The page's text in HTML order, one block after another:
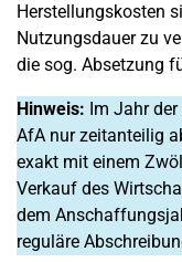
Herstellungskosten
Nutzungsdauer zu
die sog. Absetzung
Hinweis: Im Jahr
AfA nur zeitanteilig
exakt mit einem
Verkauf des
dem
reguläre